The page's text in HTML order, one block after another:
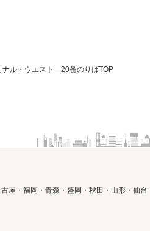
ナル・ウエスト 20番のりばTOP
屋・福岡・青森・盛岡・秋田・山形・仙